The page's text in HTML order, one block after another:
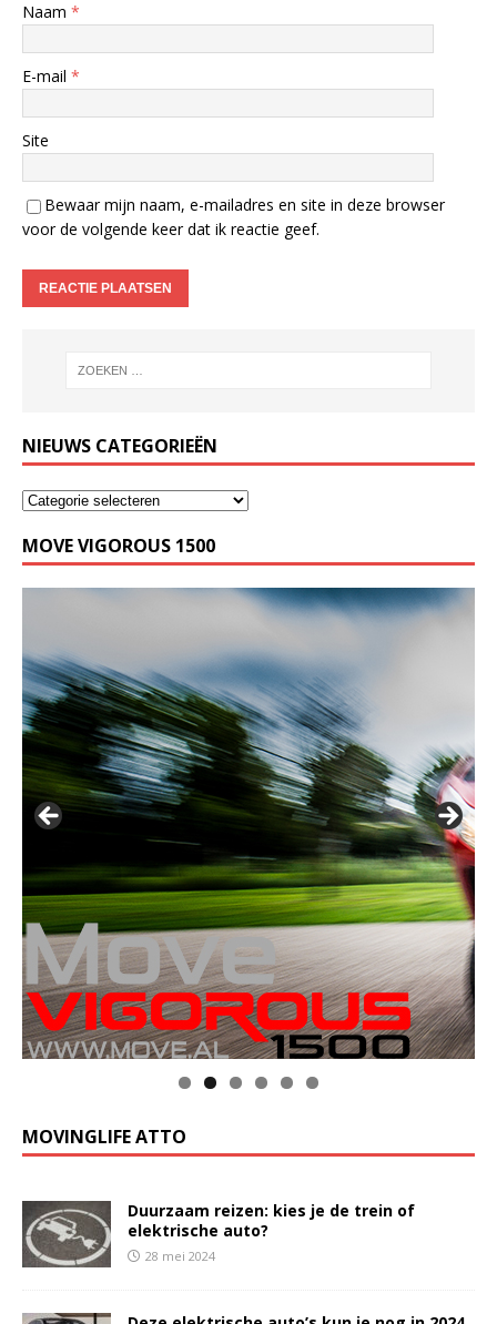
Naam *
E-mail *
Site
Bewaar mijn naam, e-mailadres en site in deze browser
voor de volgende keer dat ik reactie geef.
NIEUWS CATEGORIEËN
MOVE VIGOROUS 1500
MOVINGLIFE ATTO
Duurzaam reizen: kies je de trein of
elektrische auto?
28 mei 2024